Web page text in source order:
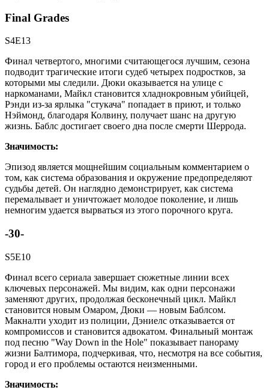
Final Grades
S4E13
Финал четвертого, многими считающегося лучшим, сезона
подводит трагические итоги судеб четырех подростков, за
которыми мы следили. Дюки оказывается на улице с
наркоманами, Майкл становится хладнокровным убийцей,
Рэнди из-за ярлыка "стукача" попадает в приют, и только
Нэймонд, благодаря Колвину, получает шанс на другую
жизнь. Баблс достигает своего дна после смерти Шеррода.
Значимость:
Эпизод является мощнейшим социальным комментарием о
том, как система образования и окружение предопределяют
судьбы детей. Он наглядно демонстрирует, как система
перемалывает и уничтожает молодое поколение, и лишь
немногим удается вырваться из этого порочного круга.
-30-
S5E10
Финал всего сериала завершает сюжетные линии всех
ключевых персонажей. Мы видим, как одни персонажи
заменяют других, продолжая бесконечный цикл. Майкл
становится новым Омаром, Дюки — новым Баблсом.
Макналти уходит из полиции, Дэниелс отказывается от
компромиссов и становится адвокатом. Финальный монтаж
под песню "Way Down in the Hole" показывает панораму
жизни Балтимора, подчеркивая, что, несмотря на все события,
город и его проблемы остаются неизменными.
Значимость: